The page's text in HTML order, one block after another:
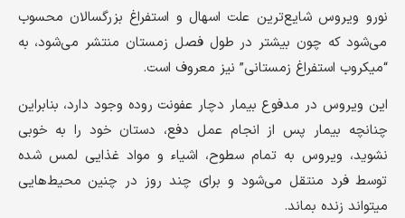
نورو ویروس شایع‌ترین علت اسهال و استفراغ بزرگسالان محسوب
می‌شود که چون بیشتر در طول فصل زمستان منتشر می‌شود، به
“میکروب استفراغ زمستانی” نیز معروف است.
این ویروس در مدفوع بیمار دچار عفونت روده وجود دارد، بنابراین
چنانچه بیمار پس از انجام عمل دفع، دستان خود را به خوبی
نشوید، ویروس به تمام سطوح، اشیاء و مواد غذایی لمس شده
توسط فرد منتقل می‌شود و برای چند روز در چنین محیط‌هایی
میتواند زنده بماند.